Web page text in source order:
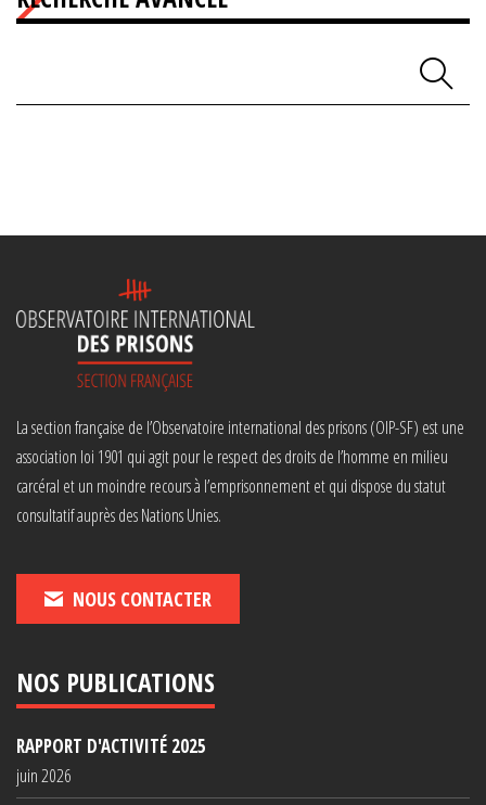
La section française de l’Observatoire international des prisons (OIP-SF) est une
association loi 1901 qui agit pour le respect des droits de l’homme en milieu
carcéral et un moindre recours à l’emprisonnement et qui dispose du statut
consultatif auprès des Nations Unies.
NOUS CONTACTER
NOS PUBLICATIONS
RAPPORT D'ACTIVITÉ 2025
juin 2026